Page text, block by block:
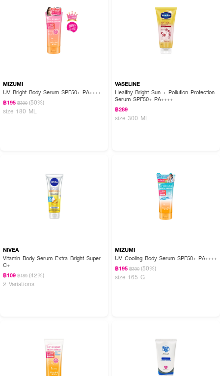
● ผลิตในออสเตรเลีย มั่นใจในคุณภาพ
● เลขที่จดแจ้ง อย.: 10-2-6700029195
● ปริมาณสุทธิ: 110 ml
● ทาทั่วใบหน้าและลำตัวก่อนออกแดด 20 นาที
● ทาซ้ำทุก 2 ชั่วโมง หรือบ่อยขึ้นหากว่ายน้ำ เหงื่อออก หรือเช็ดตัว
MIZUMI
UV Bright Body Serum SPF50+ PA++++
฿195 ฿390 (50%)
size 180 ML
VASELINE
Healthy Bright Sun + Pollution Protection
Serum SPF50+ PA++++
฿289
size 300 ML
NIVEA
Vitamin Body Serum Extra Bright Super
C+
฿109 ฿189 (42%)
2 Variations
MIZUMI
UV Cooling Body Serum SPF50+ PA++++
฿195 ฿390 (50%)
size 165 G